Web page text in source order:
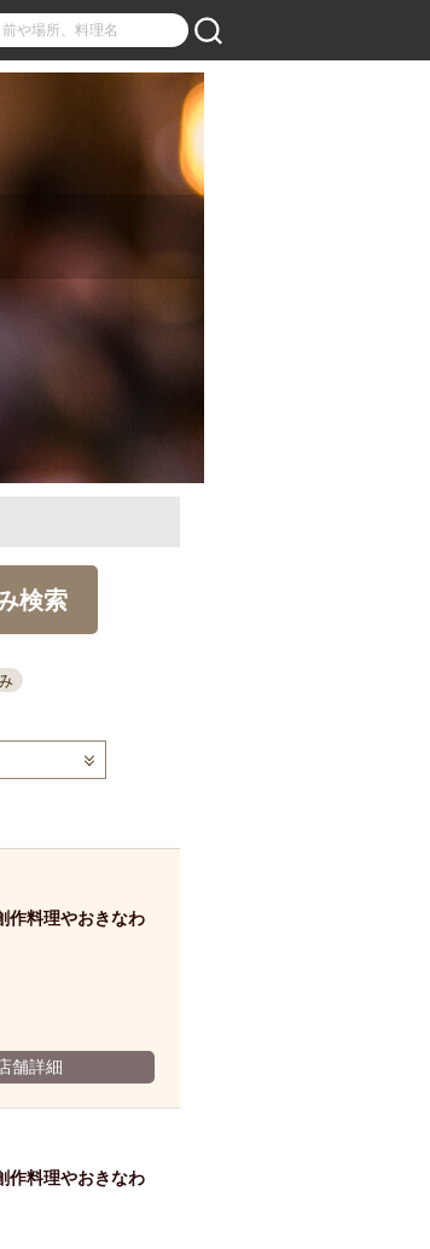
検索
喫煙可
ンター
掘りごたつ
理
鍋
作料理やおきなわ
舗詳細
作料理やおきなわ